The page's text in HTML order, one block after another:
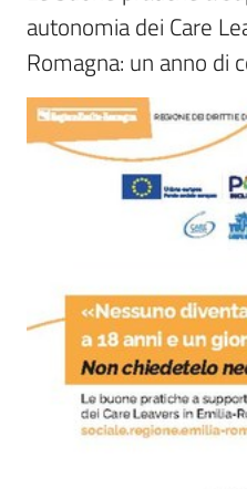
Seguici
su
autonomia dei Care
Romagna: un anno di